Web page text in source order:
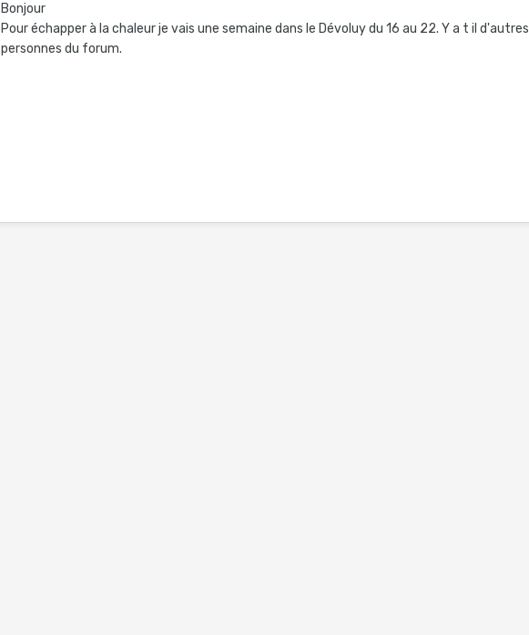
Bonjour
Pour échapper à la chaleur je vais une semaine dans le Dévoluy du 16 au 22. Y a t il d'autres
personnes du forum.